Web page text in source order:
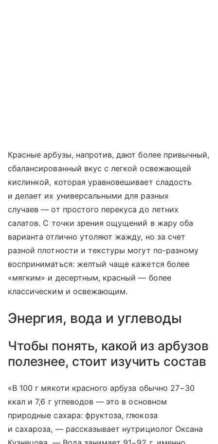
Красные арбузы, напротив, дают более привычный,
сбалансированный вкус с легкой освежающей
кислинкой, которая уравновешивает сладость
и делает их универсальными для разных
случаев — от простого перекуса до летних
салатов. С точки зрения ощущений в жару оба
варианта отлично утоляют жажду, но за счет
разной плотности и текстуры могут по-разному
восприниматься: желтый чаще кажется более
«мягким» и десертным, красный — более
классическим и освежающим.
Энергия, вода и углеводы
Чтобы понять, какой из арбузов
полезнее, стоит изучить состав
«В 100 г мякоти красного арбуза обычно 27−30
ккал и 7,6 г углеводов — это в основном
природные сахара: фруктоза, глюкоза
и сахароза, — рассказывает нутрициолог Оксана